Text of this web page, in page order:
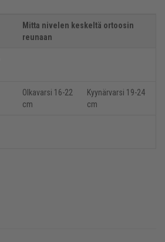
Mitta nivelen keskeltä ortoosin
reunaan
Olkavarsi 16-22
cm
Kyynärvarsi 19-24
cm